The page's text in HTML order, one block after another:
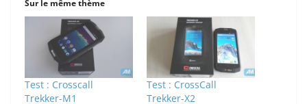
Sur le même thème
Test : Crosscall
Trekker-M1
Test : CrossCall
Trekker-X2